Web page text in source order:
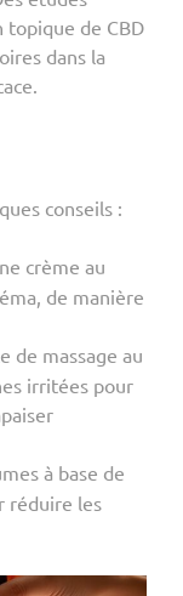
topique de CBD
dans la
conseils :
crème au
de manière
de massage au
irritées pour
à base de
réduire les